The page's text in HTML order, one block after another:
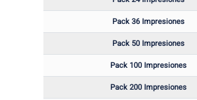
Pack 36 Impresiones
Pack 50 Impresiones
Pack 100 Impresiones
Pack 200 Impresiones